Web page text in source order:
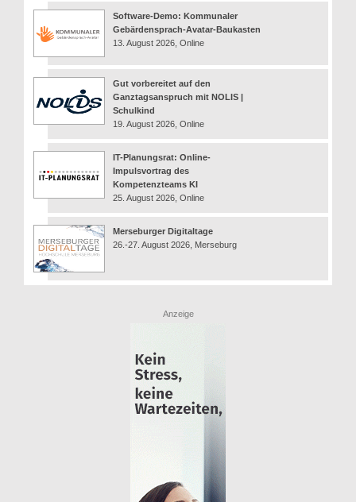
Software-Demo: Kommunaler
Gebärdensprach-Avatar-Baukasten
13. August 2026, Online
Gut vorbereitet auf den
Ganztagsanspruch mit NOLIS |
Schulkind
19. August 2026, Online
IT-Planungsrat: Online-
Impulsvortrag des
Kompetenzteams KI
25. August 2026, Online
Merseburger Digitaltage
26.-27. August 2026, Merseburg
Anzeige